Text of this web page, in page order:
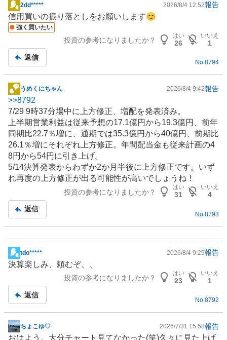
掲
示
板
2dd***** 2026/8/4 12:52報告
信用買いの振り落としをお願いします😊
強く買いたい
投資の参考になりましたか？
はい
26
いいえ
1
返信
No.8794
掲
示
板
記
事
うめくにちゃん 2026/8/4 9:42報告
>>8792
7/29 9時37分場中に上方修正、増配を発表済み。
上半期営業利益は従来予想の17.1億円から19.3億円、前年
同期比22.7％増に、通期では35.3億円から40億円、前期比
26.1％増にそれぞれ上方修正。年間配当金も従来計画の4
8円から54円に引き上げ。
5/14決算発表からわずか2か月半後に上方修正です。いず
れ再度の上方修正が出る可能性が高いでしょうね！
投資の参考になりましたか？
はい
31
いいえ
4
返信
No. 8793
掲
示
事
tdo***** 2026/8/4 9:25報告
決算楽しみ、頼むぞ、、
投資の参考になりましたか？
はい
23
いいえ
1
返信
No.8792
掲
ちょこゆ♡ 2026/7/31 15:58報告
おはよう。大分チャート見てなかった(笑)久々に見た上げ